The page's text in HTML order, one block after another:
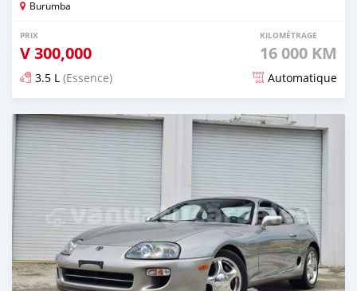
Burumba
PRIX
V300,000
KILOMÉTRAGE
16 000 KM
3.5 L (Essence) Automatique
Publié il y a environ 2 mois